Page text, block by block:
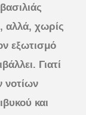
αλλά, χωρίς
εξωτισμό
Γιατί
νοτίων
και